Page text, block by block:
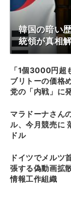
韓国の暗い
統領が真相
「1個3000円超
ブリトーの価格
党の「内戦」に
マラドーナさん
ル、今月競売に
ドル
ドイツでメルツ
張する偽動画拡
情報工作組織